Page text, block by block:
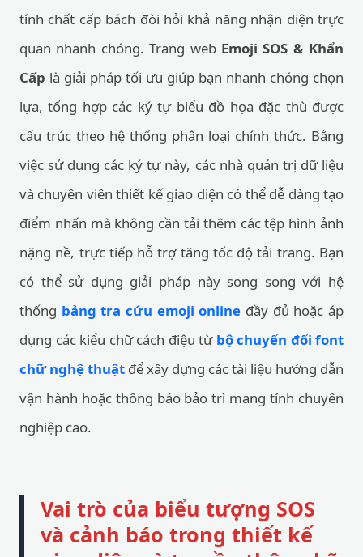
tính chất cấp bách đòi hỏi khả năng nhận diện trực
quan nhanh chóng. Trang web Emoji SOS & Khẩn
Cấp là giải pháp tối ưu giúp bạn nhanh chóng chọn
lựa, tổng hợp các ký tự biểu đồ họa đặc thù được
cấu trúc theo hệ thống phân loại chính thức. Bằng
việc sử dụng các ký tự này, các nhà quản trị dữ liệu
và chuyên viên thiết kế giao diện có thể dễ dàng tạo
điểm nhấn mà không cần tải thêm các tệp hình ảnh
nặng nề, trực tiếp hỗ trợ tăng tốc độ tải trang. Bạn
có thể sử dụng giải pháp này song song với hệ
thống bảng tra cứu emoji online đầy đủ hoặc áp
dụng các kiểu chữ cách điệu từ bộ chuyển đổi font
chữ nghệ thuật để xây dựng các tài liệu hướng dẫn
vận hành hoặc thông báo bảo trì mang tính chuyên
nghiệp cao.
Vai trò của biểu tượng SOS
và cảnh báo trong thiết kế